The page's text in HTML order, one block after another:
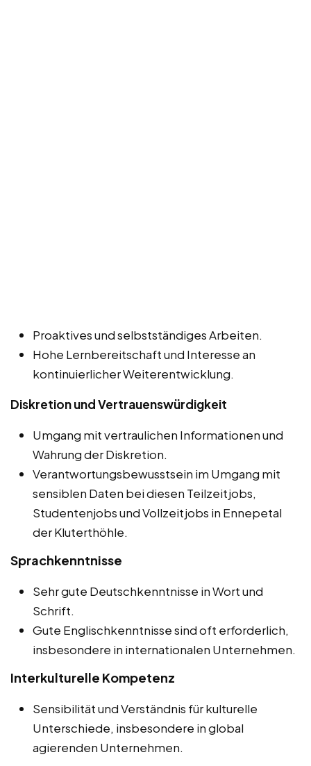
Proaktives und selbstständiges Arbeiten.
Hohe Lernbereitschaft und Interesse an
kontinuierlicher Weiterentwicklung.
Diskretion und Vertrauenswürdigkeit
Umgang mit vertraulichen Informationen und
Wahrung der Diskretion.
Verantwortungsbewusstsein im Umgang mit
sensiblen Daten bei diesen Teilzeitjobs,
Studentenjobs und Vollzeitjobs in Ennepetal
der Kluterthöhle.
Sprachkenntnisse
Sehr gute Deutschkenntnisse in Wort und
Schrift.
Gute Englischkenntnisse sind oft erforderlich,
insbesondere in internationalen Unternehmen.
Interkulturelle Kompetenz
Sensibilität und Verständnis für kulturelle
Unterschiede, insbesondere in global
agierenden Unternehmen.